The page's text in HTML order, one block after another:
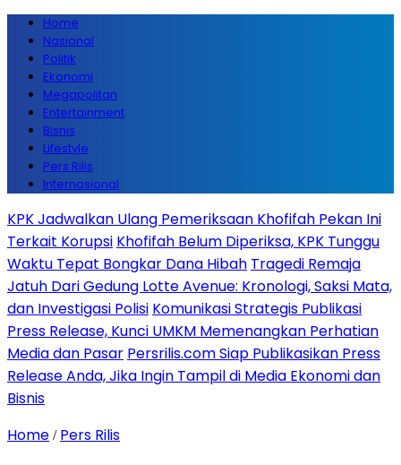
Home
Nasional
Politik
Ekonomi
Megapolitan
Entertainment
Bisnis
Lifestyle
Pers Rilis
Internasional
KPK Jadwalkan Ulang Pemeriksaan Khofifah Pekan Ini
Terkait Korupsi Khofifah Belum Diperiksa, KPK Tunggu
Waktu Tepat Bongkar Dana Hibah Tragedi Remaja
Jatuh Dari Gedung Lotte Avenue: Kronologi, Saksi Mata,
dan Investigasi Polisi Komunikasi Strategis Publikasi
Press Release, Kunci UMKM Memenangkan Perhatian
Media dan Pasar Persrilis.com Siap Publikasikan Press
Release Anda, Jika Ingin Tampil di Media Ekonomi dan
Bisnis
Home / Pers Rilis